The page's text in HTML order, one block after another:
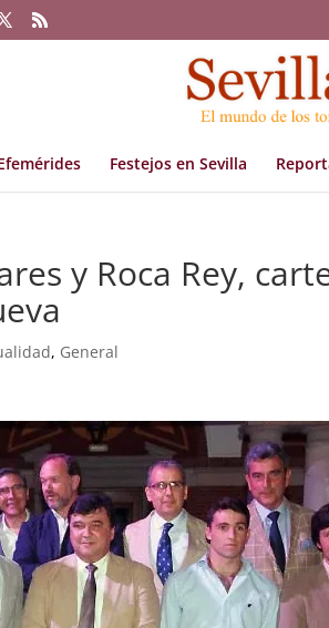
Festejos en Sevilla
y Roca Rey,
, General